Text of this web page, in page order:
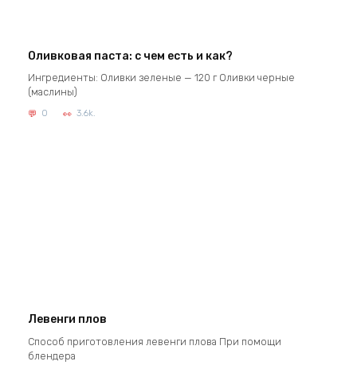
Оливковая паста: с чем есть и как?
Ингредиенты: Оливки зеленые — 120 г Оливки черные
(маслины)
0 3.6k.
Левенги плов
Способ приготовления левенги плова При помощи
блендера